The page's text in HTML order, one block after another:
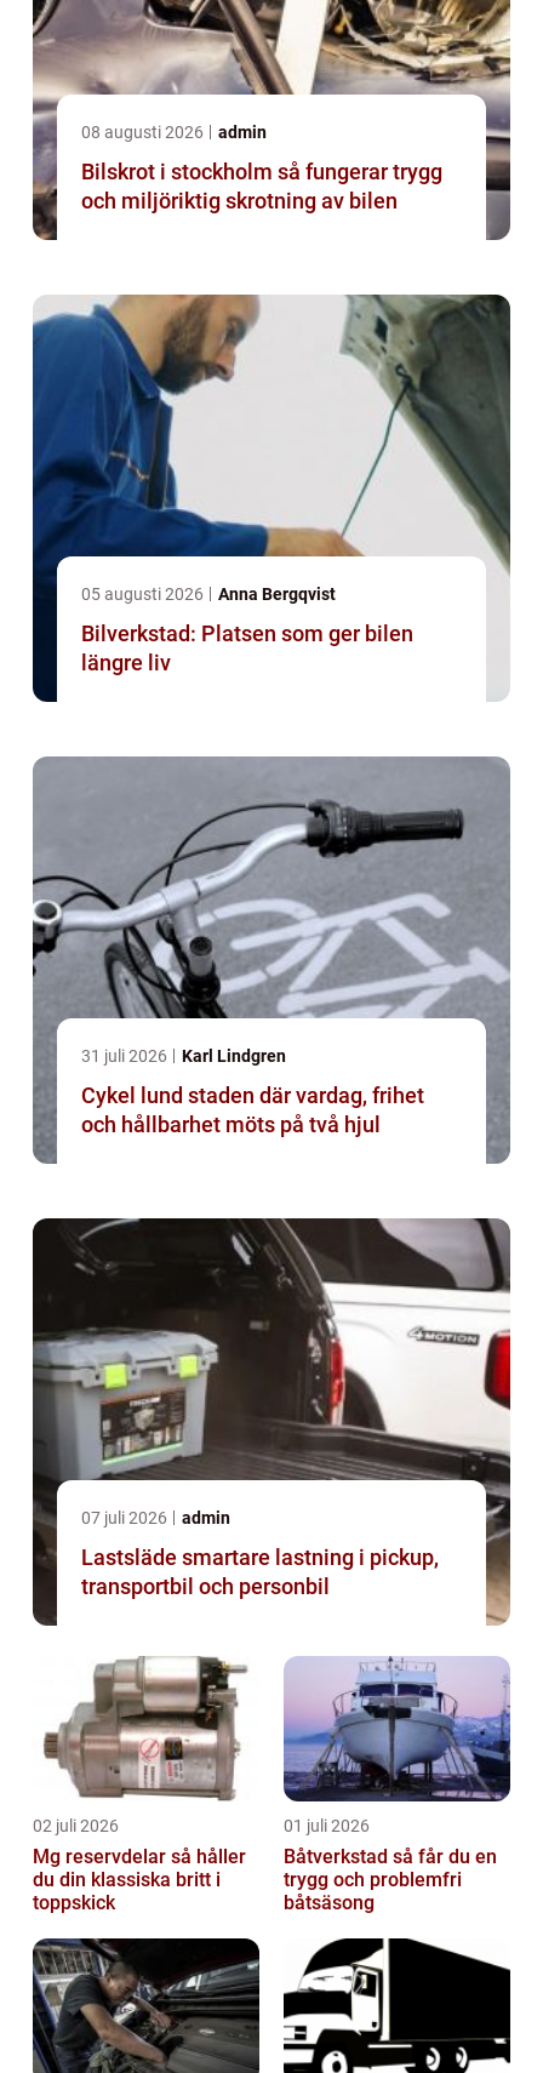
08 augusti 2026 admin
Bilskrot i stockholm så fungerar trygg
och miljöriktig skrotning av bilen
05 augusti 2026 Anna Bergqvist
Bilverkstad: Platsen som ger bilen
längre liv
31 juli 2026 Karl Lindgren
Cykel lund staden där vardag, frihet
och hållbarhet möts på två hjul
07 juli 2026 admin
Lastsläde smartare lastning i pickup,
transportbil och personbil
02 juli 2026
Mg reservdelar så håller
du din klassiska britt i
toppskick
01 juli 2026
Båtverkstad så får du en
trygg och problemfri
båtsäsong